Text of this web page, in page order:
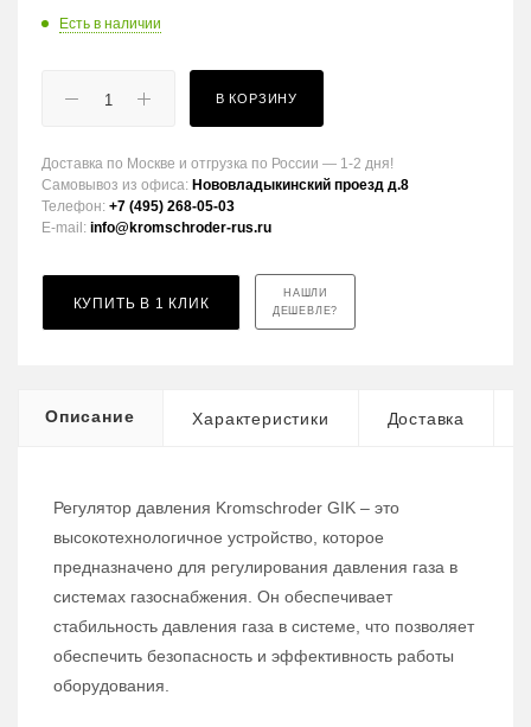
Есть в наличии
В КОРЗИНУ
Доставка по Москве и отгрузка по России — 1-2 дня!
Самовывоз из офиса: Нововладыкинский проезд д.8
Телефон: +7 (495) 268-05-03
E-mail: info@kromschroder-rus.ru
КУПИТЬ В 1 КЛИК
НАШЛИ
ДЕШЕВЛЕ?
Описание Характеристики Доставка
Регулятор давления Kromschroder GIK – это
высокотехнологичное устройство, которое
предназначено для регулирования давления газа в
системах газоснабжения. Он обеспечивает
стабильность давления газа в системе, что позволяет
обеспечить безопасность и эффективность работы
оборудования.